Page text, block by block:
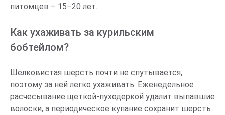
питомцев – 15–20 лет.
Как ухаживать за курильским
бобтейлом?
Шелковистая шерсть почти не спутывается,
поэтому за ней легко ухаживать. Еженедельное
расчесывание щеткой-пуходеркой удалит выпавшие
волоски, а периодическое купание сохранит шерсть